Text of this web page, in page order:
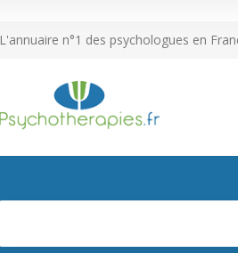
L'annuaire n°1 des psychologues en